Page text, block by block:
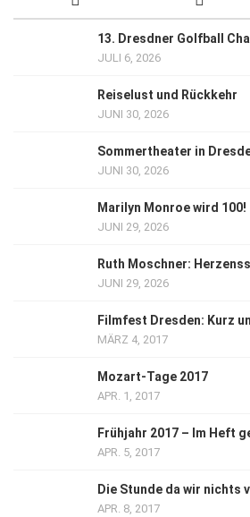
13. Dresdner Golfball
JULI 6, 2026
Reiselust und Rückkehr
JUNI 30, 2026
Sommertheater in
JUNI 30, 2026
Marilyn Monroe wird 100!
JUNI 29, 2026
Ruth Moschner:
JUNI 29, 2026
Filmfest Dresden: Kurz
MÄRZ 4, 2017
Mozart-Tage 2017
APR. 1, 2017
Frühjahr 2017 – Im Heft
APR. 5, 2017
Die Stunde da wir nichts
APR. 8, 2017